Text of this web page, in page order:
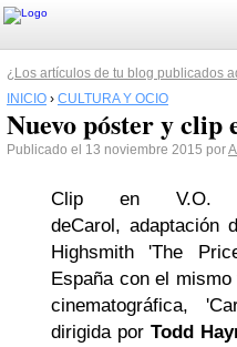
¿Los artículos de tu blog publicados
INICIO › CULTURA Y OCIO
Nuevo póster y
Publicado el 13 noviembre 2015 por
Clip en V.O.
deCarol, adaptación
Highsmith 'The
España con el
cinematográfica,
dirigida por Todd